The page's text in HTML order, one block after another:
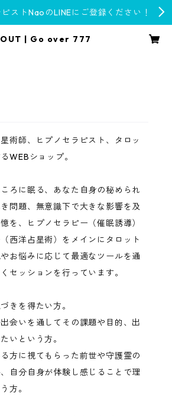
ストNaoのLINEにご登録ください！
| Go over 777
術師、ヒプノセラピスト、タロッ
WEBショップ。
ろに眠る、あなた自身の秘められ
問題、無意識下で大きな影響を及
を、ヒプノセラピー（催眠誘導）
西洋占星術）をメインにタロット
お悩みに応じて最適なツールを通
セッションを行っています。
きを得たい方。
会いを通してその課題や目的、出
いという方。
方に視てもらった前世や守護霊の
自分自身が体験し感じることで理
方。